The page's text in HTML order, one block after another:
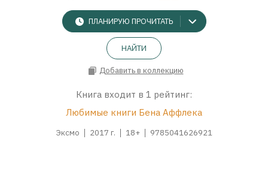
ПЛАНИРУЮ ПРОЧИТАТЬ
НАЙТИ
Добавить в коллекцию
Книга входит в 1 рейтинг:
Любимые книги Бена Аффлека
Эксмо 2017 г. 18+ 9785041626921